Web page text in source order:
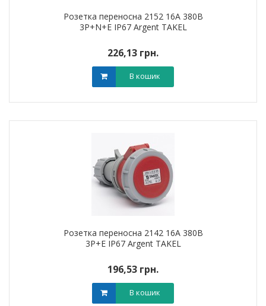
Розетка переносна 2152 16А 380В
3Р+N+Е IP67 Argent TAKEL
226,13 грн.
В кошик
Розетка переносна 2142 16А 380В
3Р+Е IP67 Argent TAKEL
196,53 грн.
В кошик